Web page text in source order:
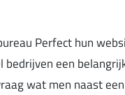
Perfect hun
een
wat men naast